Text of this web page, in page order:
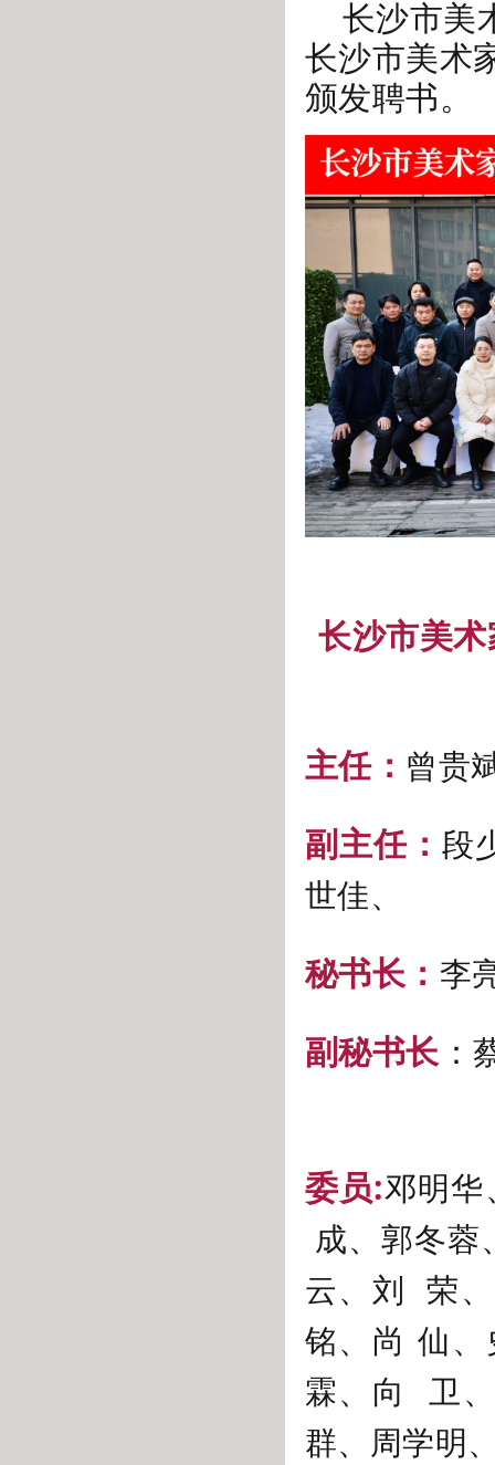
长沙市美
长沙市美术
颁发聘书。
长沙市美
主任： 曾贵
副主任：段
世佳、
秘书长： 李
副秘书长：
委员:邓明
成、郭冬
云、刘 荣
铭、尚 仙
霖、向 卫
群、周学明